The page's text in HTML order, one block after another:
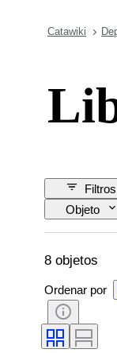
Catawiki
Filtros
Objeto
8 objetos
Ordenar por